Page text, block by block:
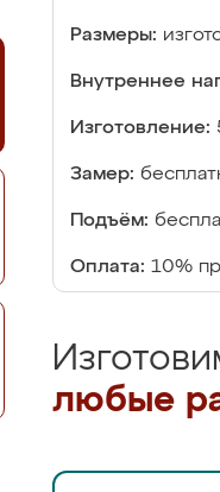
Размеры:
Внутреннее
Изготовление:
Замер:
Подъём:
Оплата: 10%
любые